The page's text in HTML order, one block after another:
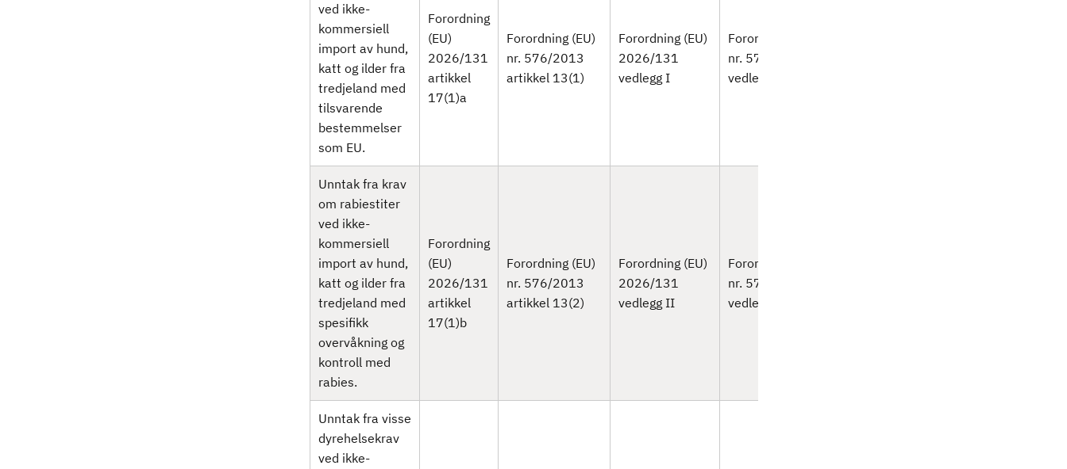
ved ikke-
kommersiell
import av hund,
katt og ilder fra
tredjeland med
tilsvarende
bestemmelser
som EU.
Forordning
(EU)
2026/131
artikkel
17(1)a
Forordning (EU)
nr. 576/2013
artikkel 13(1)
Forordning (EU)
2026/131
vedlegg I
Forordning (EU)
nr. 577/2013
vedlegg II del 1
Unntak fra krav
om rabiestiter
ved ikke-
kommersiell
import av hund,
katt og ilder fra
tredjeland med
spesifikk
overvåkning og
kontroll med
rabies.
Forordning
(EU)
2026/131
artikkel
17(1)b
Forordning (EU)
nr. 576/2013
artikkel 13(2)
Forordning (EU)
2026/131
vedlegg II
Forordning (EU)
nr. 577/2013
vedlegg II del 2
Unntak fra visse
dyrehelsekrav
ved ikke-